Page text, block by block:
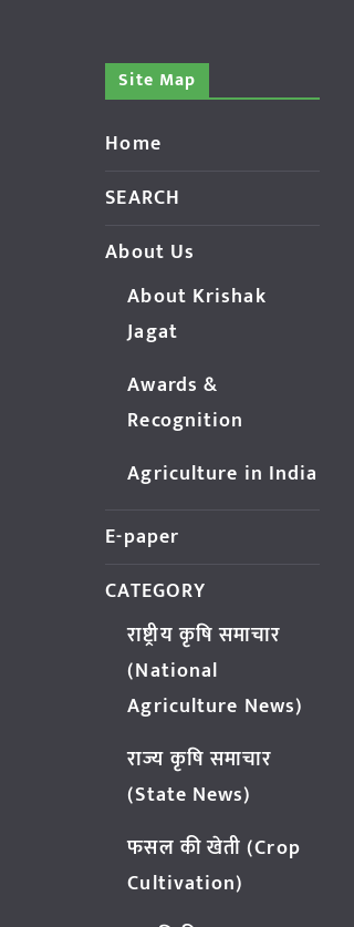
Site Map
Home
SEARCH
About Us
About Krishak
Jagat
Awards &
Recognition
Agriculture in India
E-paper
CATEGORY
राष्ट्रीय कृषि समाचार
(National
Agriculture News)
राज्य कृषि समाचार
(State News)
फसल की खेती (Crop
Cultivation)